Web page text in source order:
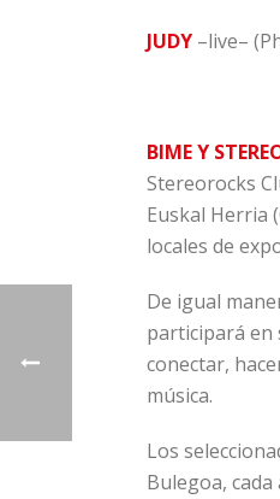
JUDY –live–
BIME Y
Stereorocks
Euskal Herria
locales de
De igual
participará en
conectar,
música.
Los
Bulegoa,